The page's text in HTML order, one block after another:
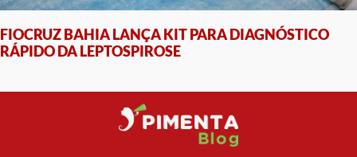
FIOCRUZ BAHIA LANÇA KIT PARA DIAGNÓSTICO
RÁPIDO DA LEPTOSPIROSE